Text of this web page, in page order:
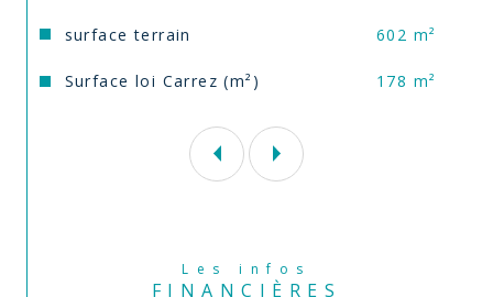
surface terrain 602 m²
Surface loi Carrez (m²) 178 m²
Les infos
FINANCIÈRES